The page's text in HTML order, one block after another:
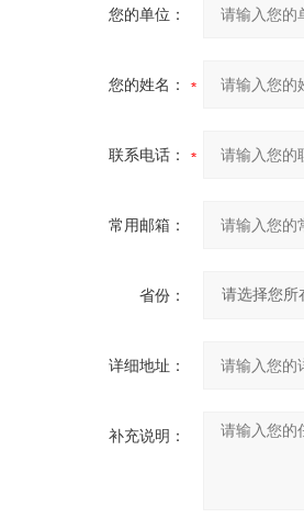
您的单位：
您的姓名：
联系电话：
常用邮箱：
省份：
详细地址：
补充说明：